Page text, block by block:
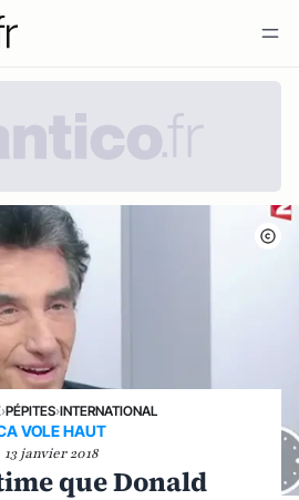
›PÉPITES›INTERNATIONAL
VOLE HAUT
13 janvier 2018
que Donald